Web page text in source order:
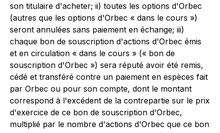
son titulaire d'acheter; ii) toutes les options d'Orbec
(autres que les options d'Orbec « dans le cours »)
seront annulées sans paiement en échange; iii)
chaque bon de souscription d'actions d'Orbec émis
et en circulation « dans le cours » (« bon de
souscription d'Orbec ») sera réputé avoir été remis,
cédé et transféré contre un paiement en espèces fait
par Orbec ou pour son compte, dont le montant
correspond à l'excédent de la contrepartie sur le prix
d'exercice de ce bon de souscription d'Orbec,
multiplié par le nombre d'actions d'Orbec que ce bon